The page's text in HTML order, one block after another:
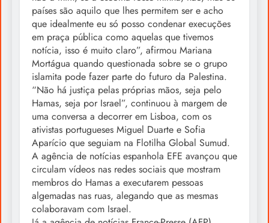
países são aquilo que lhes permitem ser e acho
que idealmente eu só posso condenar execuções
em praça pública como aquelas que tivemos
notícia, isso é muito claro”, afirmou Mariana
Mortágua quando questionada sobre se o grupo
islamita pode fazer parte do futuro da Palestina.
“Não há justiça pelas próprias mãos, seja pelo
Hamas, seja por Israel”, continuou à margem de
uma conversa a decorrer em Lisboa, com os
ativistas portugueses Miguel Duarte e Sofia
Aparício que seguiam na Flotilha Global Sumud.
A agência de notícias espanhola EFE avançou que
circulam vídeos nas redes sociais que mostram
membros do Hamas a executarem pessoas
algemadas nas ruas, alegando que as mesmas
colaboravam com Israel.